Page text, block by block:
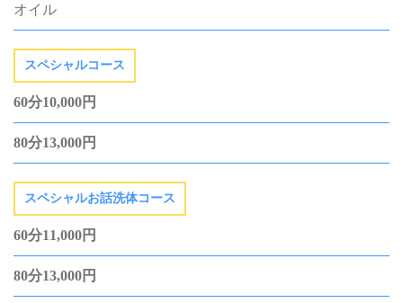
オイル
スペシャルコース
60分10,000円
80分13,000円
スペシャルお話洗体コース
60分11,000円
80分13,000円